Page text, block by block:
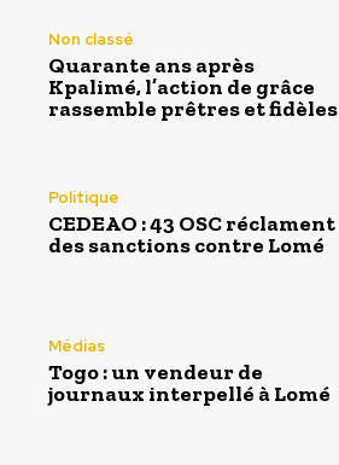
Non classé
Quarante ans après
Kpalimé, l’action de grâce
rassemble prêtres et fidèles
Politique
CEDEAO : 43 OSC réclament
des sanctions contre Lomé
Médias
Togo : un vendeur de
journaux interpellé à Lomé